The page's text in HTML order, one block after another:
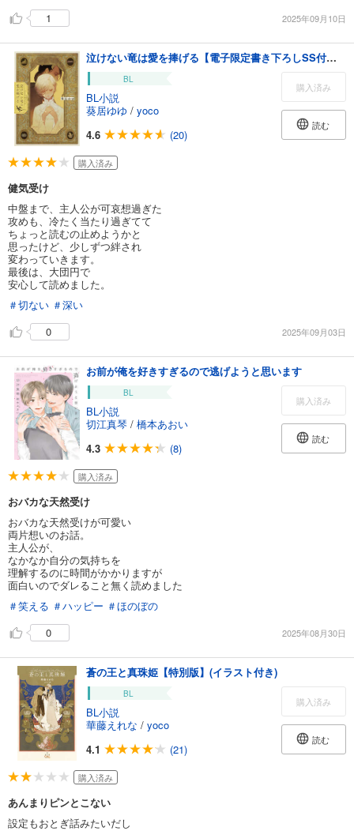
1
2025年09月10日
泣けない竜は愛を捧げる【電子限定書き下ろしSS付き】【イラスト入り】
BL
BL小説
葵居ゆゆ / yoco
4.6
(20)
購入済み
読む
購入済み
健気受け
中盤まで、主人公が可哀想過ぎた
攻めも、冷たく当たり過ぎてて
ちょっと読むの止めようかと
思ったけど、少しずつ絆され
変わっていきます。
最後は、大団円で
安心して読めました。
＃切ない ＃深い
0
2025年09月03日
お前が俺を好きすぎるので逃げようと思います
BL
BL小説
切江真琴 / 橋本あおい
4.3
(8)
購入済み
読む
購入済み
おバカな天然受け
おバカな天然受けが可愛い
両片想いのお話。
主人公が、
なかなか自分の気持ちを
理解するのに時間がかかりますが
面白いのでダレること無く読めました
＃笑える ＃ハッピー ＃ほのぼの
0
2025年08月30日
蒼の王と真珠姫【特別版】(イラスト付き)
BL
BL小説
華藤えれな / yoco
4.1
(21)
購入済み
読む
購入済み
あんまりピンとこない
設定もおとぎ話みたいだし